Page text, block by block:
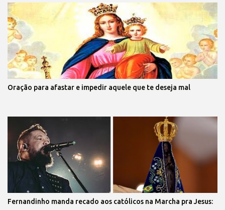
Oração para afastar e impedir aquele que te deseja mal
Fernandinho manda recado aos católicos na Marcha pra Jesus: